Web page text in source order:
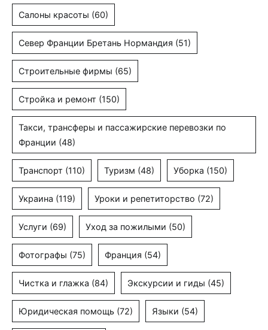
Салоны красоты (60)
Север Франции Бретань Нормандия (51)
Строительные фирмы (65)
Стройка и ремонт (150)
Такси, трансферы и пассажирские перевозки по
Франции (48)
Транспорт (110) Туризм (48) Уборка (150)
Украина (119) Уроки и репетиторство (72)
Услуги (69) Уход за пожилыми (50)
Фотографы (75) Франция (54)
Чистка и глажка (84) Экскурсии и гиды (45)
Юридическая помощь (72) Языки (54)